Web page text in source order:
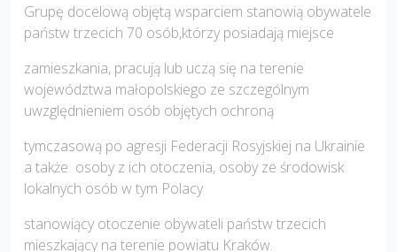
Grupę docelową objętą wsparciem stanowią obywatele
państw trzecich 70 osób,którzy posiadają miejsce
zamieszkania, pracują lub uczą się na terenie
województwa małopolskiego ze szczególnym
uwzględnieniem osób objętych ochroną
tymczasową po agresji Federacji Rosyjskiej na Ukrainie
a także osoby z ich otoczenia, osoby ze środowisk
lokalnych osób w tym Polacy
stanowiący otoczenie obywateli państw trzecich
mieszkający na terenie powiatu Kraków.